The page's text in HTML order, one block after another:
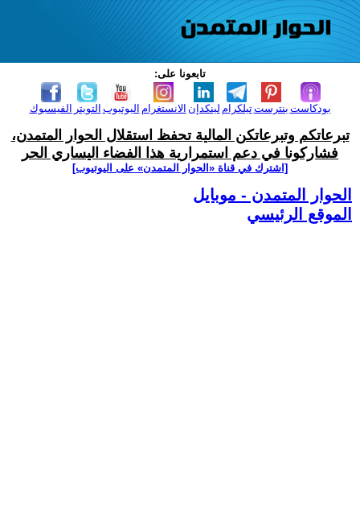
تابعونا على:
الفيسبوك التويتر اليوتيوب الانستغرام لينكدإن تيلكرامبنترست بودكاست
تبرعاتكم وتبرعاتكن المالية تحفظ استقلال الحوار المتمدن،
فشاركونا في دعم استمرارية هذا الفضاء اليساري الحر
[اشترك في قناة ‫«الحوار المتمدن» على اليوتيوب]
الحوار المتمدن - موبايل
الموقع الرئيسي